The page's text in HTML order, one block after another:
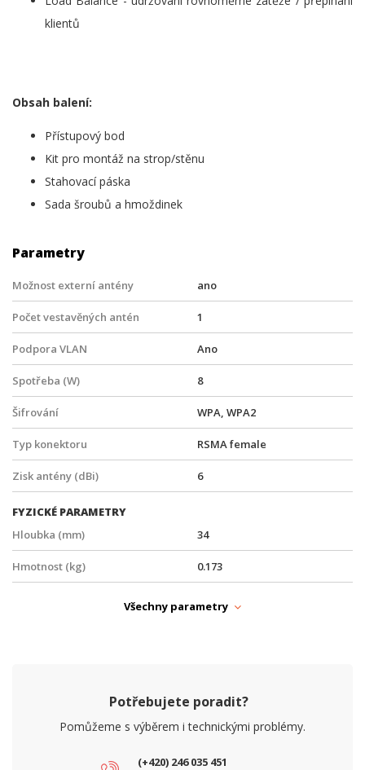
klientů
Obsah balení:
Přístupový bod
Kit pro montáž na strop/stěnu
Stahovací páska
Sada šroubů a hmoždinek
Parametry
Možnost externí antény ano
Počet vestavěných antén 1
Podpora VLAN Ano
Spotřeba (W) 8
Šifrování WPA, WPA2
Typ konektoru RSMA female
Zisk antény (dBi) 6
FYZICKÉ PARAMETRY
Hloubka (mm)
34
Hmotnost (kg) 0.173
PARAMETRY BEZDRÁT
Všechny parametry
Potřebujete poradit?
Pomůžeme s výběrem i technickými problémy.
(+420) 246 035 451